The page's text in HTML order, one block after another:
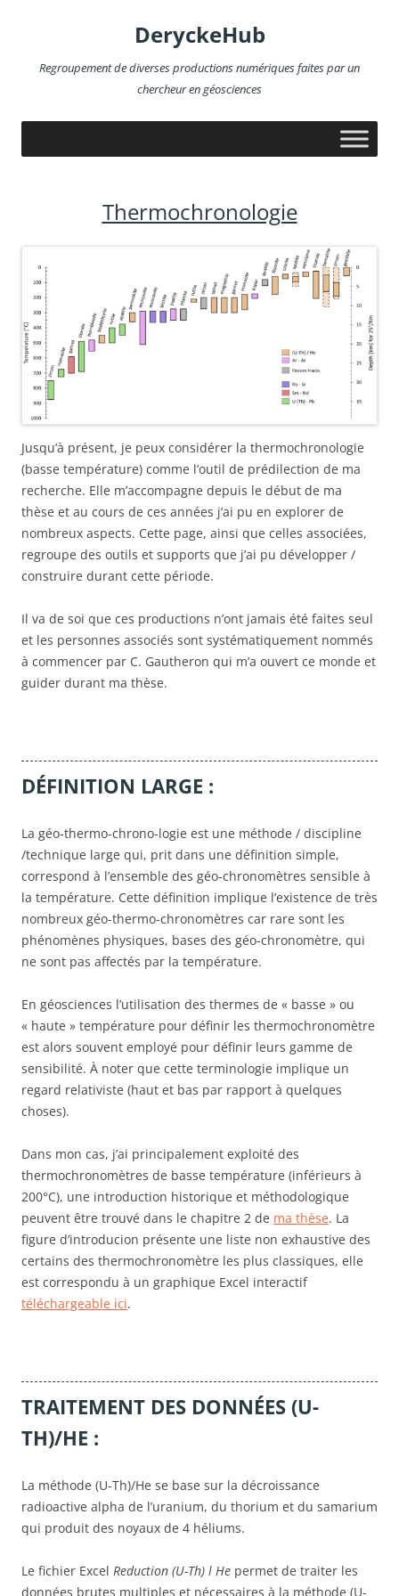
DeryckeHub
Regroupement de diverses productions numériques faites par un
chercheur en géosciences
Thermochronologie
Jusqu’à présent, je peux considérer la thermochronologie
(basse température) comme l’outil de prédilection de ma
recherche. Elle m’accompagne depuis le début de ma
thèse et au cours de ces années j’ai pu en explorer de
nombreux aspects. Cette page, ainsi que celles associées,
regroupe des outils et supports que j’ai pu développer /
construire durant cette période.
Il va de soi que ces productions n’ont jamais été faites seul
et les personnes associés sont systématiquement nommés
à commencer par C. Gautheron qui m’a ouvert ce monde et
guider durant ma thèse.
DÉFINITION LARGE :
La géo-thermo-chrono-logie est une méthode / discipline
/technique large qui, prit dans une définition simple,
correspond à l’ensemble des géo-chronomètres sensible à
la température. Cette définition implique l’existence de très
nombreux géo-thermo-chronomètres car rare sont les
phénomènes physiques, bases des géo-chronomètre, qui
ne sont pas affectés par la température.
En géosciences l’utilisation des thermes de « basse » ou
« haute » température pour définir les thermochronomètre
est alors souvent employé pour définir leurs gamme de
sensibilité. À noter que cette terminologie implique un
regard relativiste (haut et bas par rapport à quelques
choses).
Dans mon cas, j’ai principalement exploité des
thermochronomètres de basse température (inférieurs à
200°C), une introduction historique et méthodologique
peuvent être trouvé dans le chapitre 2 de ma thèse. La
figure d’introducion présente une liste non exhaustive des
certains des thermochronomètre les plus classiques, elle
est correspondu à un graphique Excel interactif
téléchargeable ici.
TRAITEMENT DES DONNÉES (U-
TH)/HE :
La méthode (U-Th)/He se base sur la décroissance
radioactive alpha de l’uranium, du thorium et du samarium
qui produit des noyaux de 4 héliums.
Le fichier Excel Reduction (U-Th) l He permet de traiter les
données brutes multiples et nécessaires à la méthode (U-